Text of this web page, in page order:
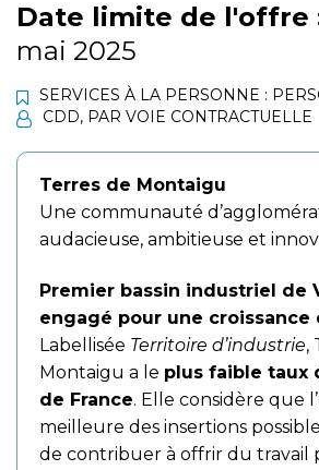
Date limite de l'offre
mai 2025
SERVICES À LA PERSONNE :
CDD, PAR VOIE CONTRACTUELLE
Terres de Montaigu
Une communauté
audacieuse, ambitieuse et
Premier bassin industriel de
engagé pour une croissance
Labellisée Territoire d’industrie,
Montaigu a le plus faible taux
de France. Elle considère que
meilleure des insertions
de contribuer à offrir du travail